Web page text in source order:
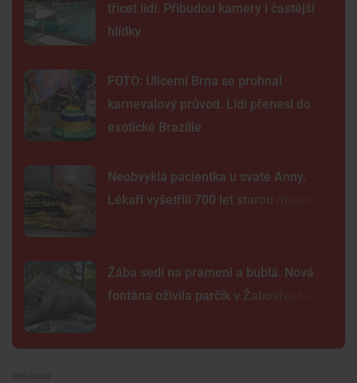
třicet lidí. Přibudou kamery i častější
hlídky
FOTO: Ulicemi Brna se prohnal
karnevalový průvod. Lidi přenesl do
exotické Brazílie
Neobvyklá pacientka u svaté Anny.
Lékaři vyšetřili 700 let starou madonu
Žába sedí na prameni a bublá. Nová
fontána oživila parčík v Žabovřeskách